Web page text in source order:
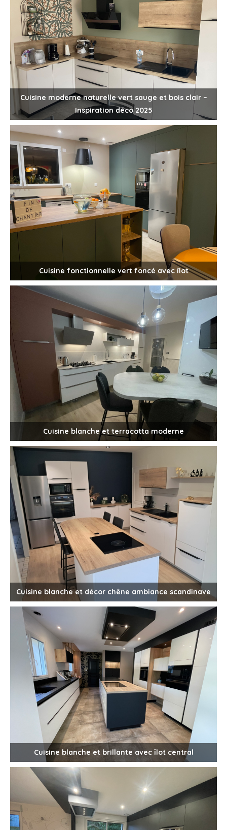
Cuisine moderne naturelle vert sauge et bois clair –
Inspiration déco 2025
Cuisine fonctionnelle vert foncé avec îlot
Cuisine blanche et terracotta moderne
Cuisine blanche et décor chêne ambiance scandinave
Cuisine blanche et brillante avec îlot central